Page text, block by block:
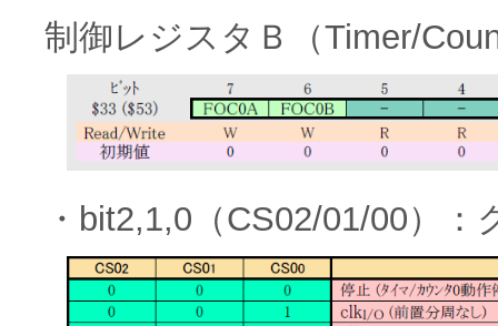
制御レジスタＢ（Timer/
・bit2,1,0（CS02/01/00）：